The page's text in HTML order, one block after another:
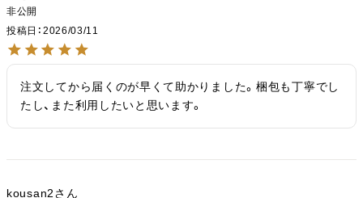
非公開
投稿日
2026/03/11
注文してから届くのが早くて助かりました。梱包も丁寧でし
たし、また利用したいと思います。
kousan2